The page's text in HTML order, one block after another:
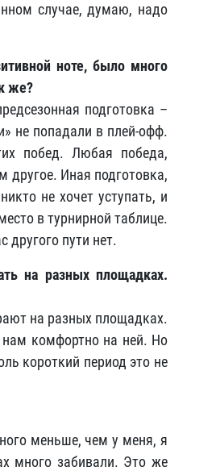
случае, думаю, надо
ноте, было много
же?
подготовка –
не попадали в плей-офф.
побед. Любая победа,
другое. Иная подготовка,
не хочет уступать, и
в турнирной таблице.
другого пути нет.
на разных площадках.
на разных площадках.
комфортно на ней. Но
короткий период это не
меньше, чем у меня, я
много забивали. Это же